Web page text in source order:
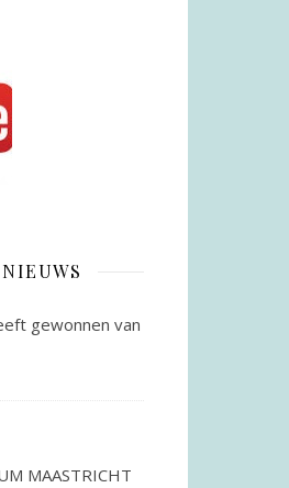
gewonnen van
MAASTRICHT